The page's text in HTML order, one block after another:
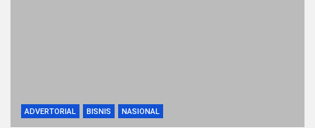
ADVERTORIAL BISNIS NASIONAL